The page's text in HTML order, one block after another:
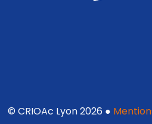
© CRIOAc Lyon 2026 ●